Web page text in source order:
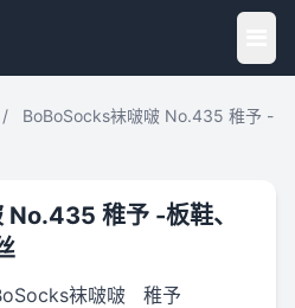
/
BoBoSocks袜啵啵 No.435 稚予 -
稚予 -板鞋、
袜啵啵 稚予